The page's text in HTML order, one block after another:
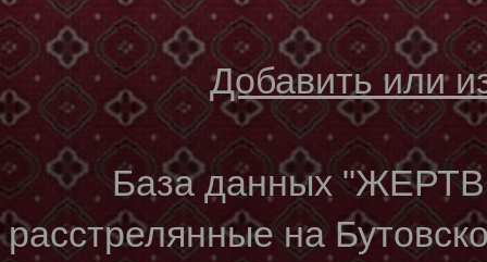
Добавить или
База данных
расстрелянные на